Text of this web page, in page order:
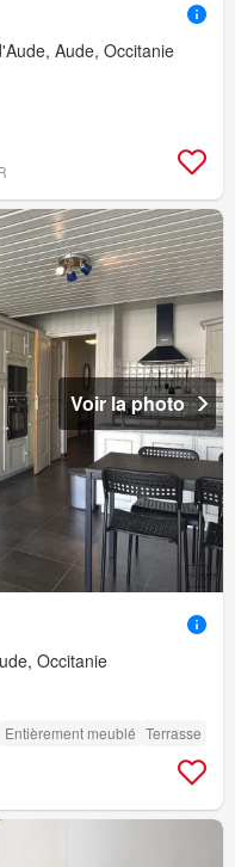
Aude, Occitanie
Voir la photo
Occitanie
Entièrement meublé Terrasse